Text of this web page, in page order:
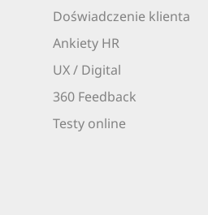
Doświadczenie klienta
Ankiety HR
UX / Digital
360 Feedback
Testy online